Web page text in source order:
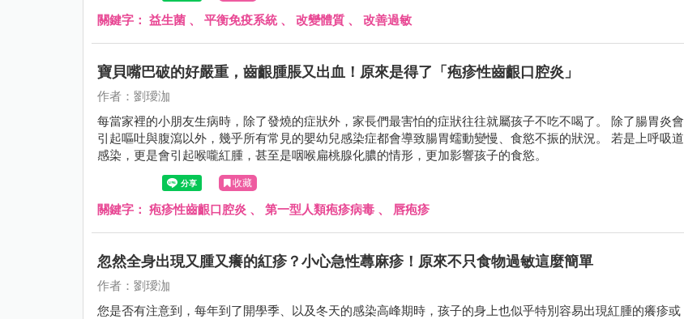
關鍵字： 益生菌 、 平衡免疫系統、 改變體質 、 改善過敏
寶貝嘴巴破的好嚴重，齒齦腫脹又出血！原來是得了「疱疹性齒齦口腔炎」
作者：劉璦泇
每當家裡的小朋友生病時，除了發燒的症狀外，家長們最害怕的症狀往往就屬孩子不吃不喝了。 除了腸胃炎會
引起嘔吐與腹瀉以外，幾乎所有常見的嬰幼兒感染症都會導致腸胃蠕動變慢、食慾不振的狀況。 若是上呼吸道
感染，更是會引起喉嚨紅腫，甚至是咽喉扁桃腺化膿的情形，更加影響孩子的食慾。
收藏
關鍵字： 疱疹性齒齦口腔炎 、 第一型人類疱疹病毒 、 唇疱疹
忽然全身出現又腫又癢的紅疹？小心急性蕁麻疹！原來不只食物過敏這麼簡單
作者：劉璦泇
您是否有注意到，每年到了開學季、以及冬天的感染高峰期時，孩子的身上也似乎特別容易出現紅腫的癢疹或